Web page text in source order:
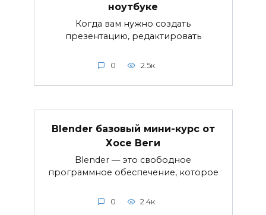
ноутбуке
Когда вам нужно создать
презентацию, редактировать
0 2.5к.
Blender базовый мини-курс от
Хосе Веги
Blender — это свободное
программное обеспечение, которое
0 2.4к.